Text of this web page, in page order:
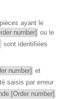
ayant le
number] ou le
sont identifiées
number] et
saisis par erreur
[Order number]